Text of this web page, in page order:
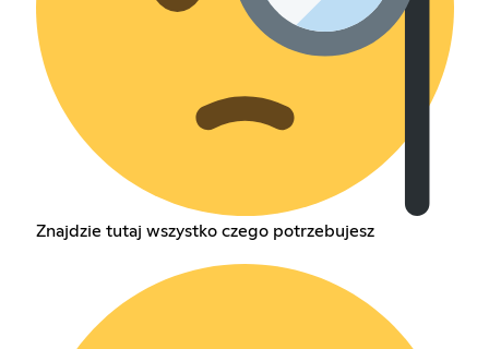
Znajdzie tutaj wszystko czego potrzebujesz